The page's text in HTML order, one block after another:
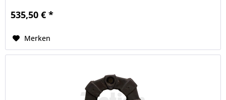
535,50 € *
Merken